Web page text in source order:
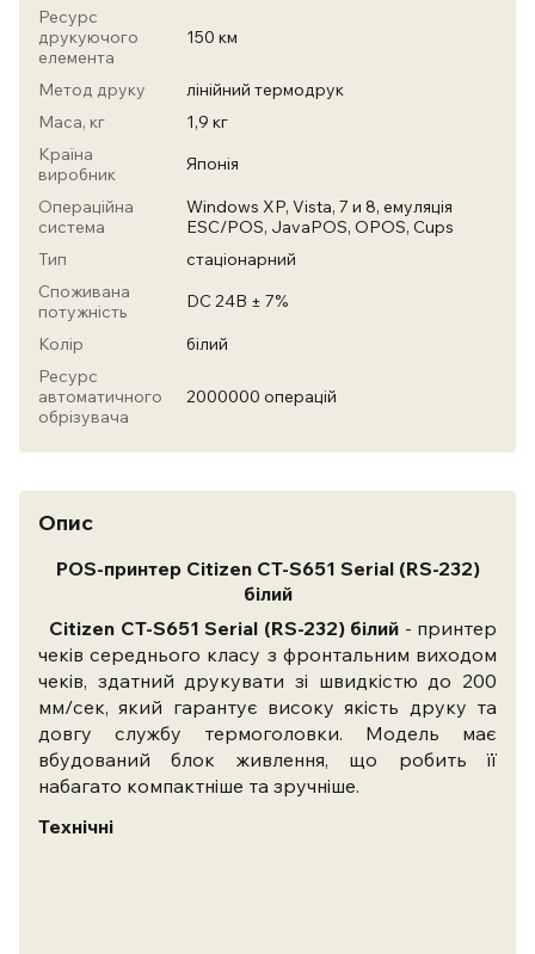
Ресурс
друкуючого
елемента
150 км
Метод друку
лінійний термодрук
Маса, кг
1,9 кг
Країна
виробник
Японія
Операційна
система
Windows XP, Vista, 7 и 8, емуляція
ESC/POS, JavaPOS, OPOS, Cups
Тип
стаціонарний
Споживана
потужність
DC 24В ± 7%
Колір
білий
Ресурс
автоматичного
обрізувача
2000000 операцій
Опис
POS-принтер Citizen CT-S651 Serial (RS-232)
білий
Citizen CT-S651 Serial (RS-232) білий - принтер
чеків середнього класу з фронтальним виходом
чеків, здатний друкувати зі швидкістю до 200
мм/сек, який гарантує високу якість друку та
довгу службу термоголовки. Модель має
вбудований блок живлення, що робить її
набагато компактніше та зручніше.
Технічні